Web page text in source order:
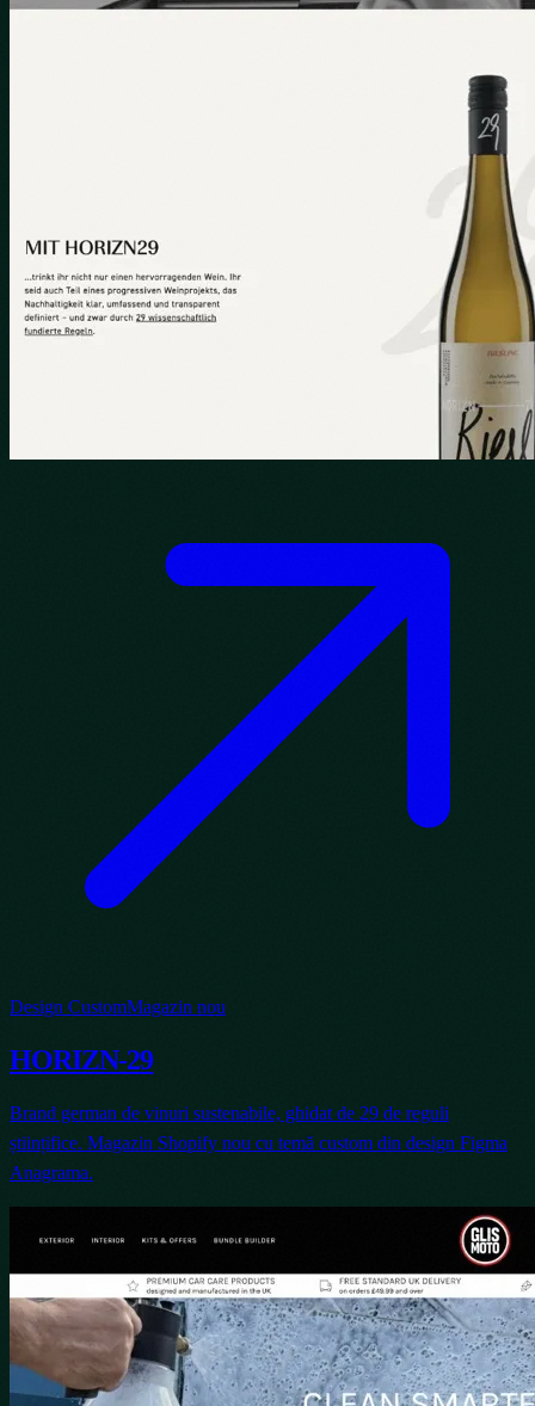
Design CustomMagazin nou
HORIZN-29
Brand german de vinuri sustenabile, ghidat de 29 de reguli
științifice. Magazin Shopify nou cu temă custom din design Figma
Anagrama.